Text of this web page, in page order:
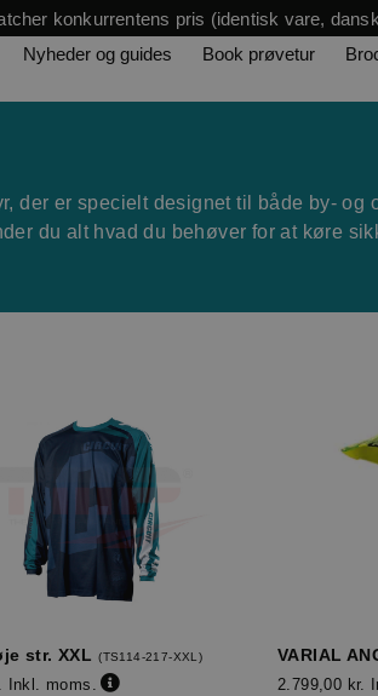
konkurrentens pris (identisk vare,
Nyheder og guides Book prøvetur
der er specielt designet til både by-
du alt hvad du behøver for at køre
str. XXL (TS114-217-XXL)
Inkl. moms.
VARIAL
2.799,00 kr.